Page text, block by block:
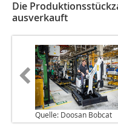
Die
ausverkauft
Quelle: Doosan Bobcat